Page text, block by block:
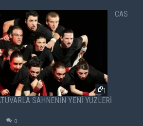
CAS
SAHNENİN YENİ YÜZLERİ
0